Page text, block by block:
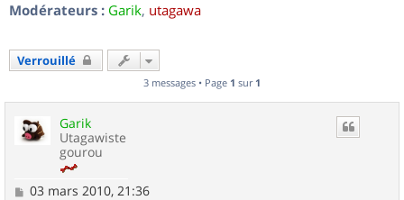
Modérateurs : Garik, utagawa
Verrouillé
3 messages • Page 1 sur 1
Garik
Utagawiste
gourou
M
03 mars 2010, 21:36